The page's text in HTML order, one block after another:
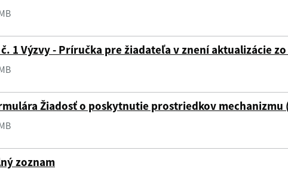
1 Výzvy - Príručka pre žiadateľa v znení aktualizácie
Žiadosť o poskytnutie prostriedkov mechanizmu
zoznam